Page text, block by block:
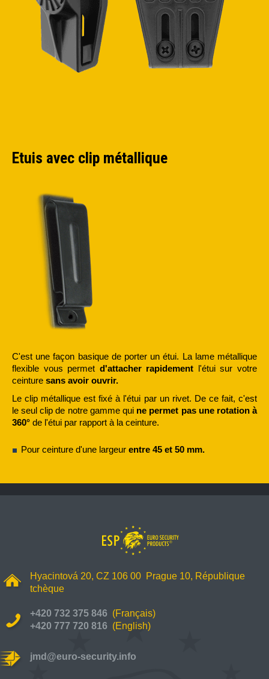
Etuis avec clip métallique
C'est une façon basique de porter un étui. La lame métallique
flexible vous permet d'attacher rapidement l'étui sur votre
ceinture sans avoir ouvrir.
Le clip métallique est fixé à l'étui par un rivet. De ce fait, c'est
le seul clip de notre gamme qui ne permet pas une rotation à
360° de l'étui par rapport à la ceinture.
Pour ceinture d'une largeur entre 45 et 50 mm.
Hyacintová 20, CZ 106 00 Prague 10, République
tchèque
+420 732 375 846 (Français)
+420 777 720 816 (English)
jmd@euro-security.info